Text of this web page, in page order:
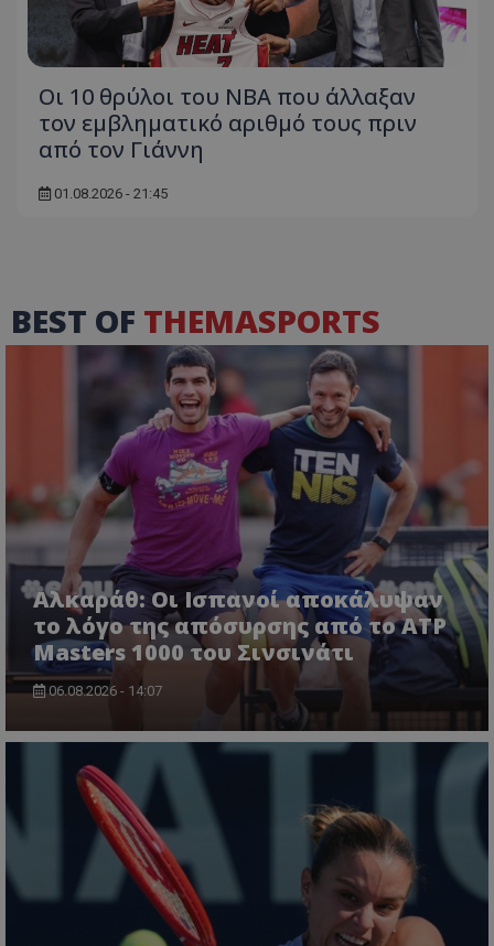
Οι 10 θρύλοι του NBA που άλλαξαν
τον εμβληματικό αριθμό τους πριν
από τον Γιάννη
01.08.2026 - 21:45
BEST OF THEMASPORTS
Αλκαράθ: Οι Ισπανοί αποκάλυψαν
το λόγο της απόσυρσης από το ATP
Masters 1000 του Σινσινάτι
06.08.2026 - 14:07